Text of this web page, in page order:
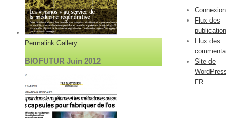
Permalink Gallery
BIOFUTUR Juin 2012
Connexion
Flux des
publications
Flux des
Site de
WordPress-
FR